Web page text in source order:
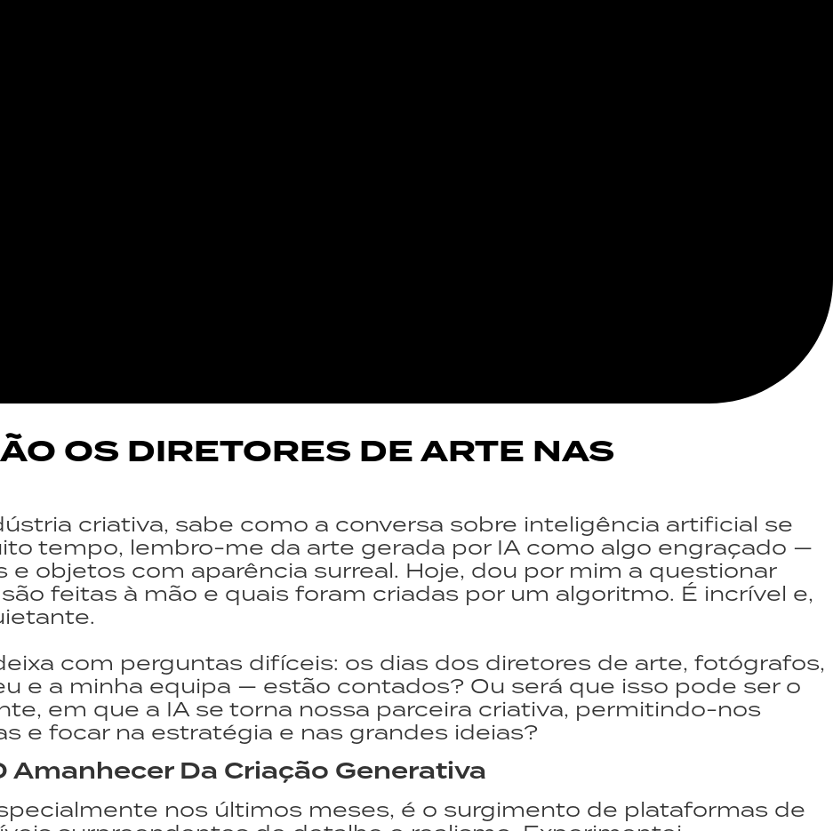
OS DIRETORES DE ARTE NAS
criativa, sabe como a conversa sobre inteligência artificial se
tempo, lembro-me da arte gerada por IA como algo engraçado —
objetos com aparência surreal. Hoje, dou por mim a questionar
feitas à mão e quais foram criadas por um algoritmo. É incrível e,
com perguntas difíceis: os dias dos diretores de arte, fotógrafos,
e a minha equipa — estão contados? Ou será que isso pode ser o
em que a IA se torna nossa parceira criativa, permitindo-nos
e focar na estratégia e nas grandes ideias?
Amanhecer Da Criação Generativa
nos últimos meses, é o surgimento de plataformas de